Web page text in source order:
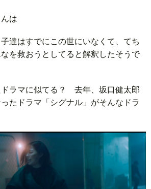
は
達はすでにこの世にいなくて、てち
を救おうとしてると解釈したそうで
ドラマに似てる？ 去年、坂口健太郎
たドラマ「シグナル」がそんなドラ